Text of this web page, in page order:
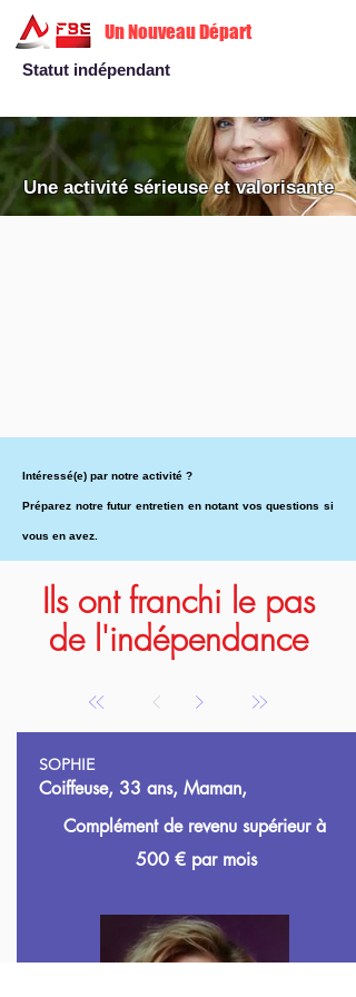
Un Nouveau Départ
Statut indépendant
Une activité sérieuse et valorisante
Intéressé(e) par notre activité ?
Préparez notre futur entretien en notant vos questions si
vous en avez.
Ils ont franchi le pas
de l'indépendance
SOPHIE
Coiffeuse, 33 ans, Maman,
Complément de revenu supérieur à
500 € par mois